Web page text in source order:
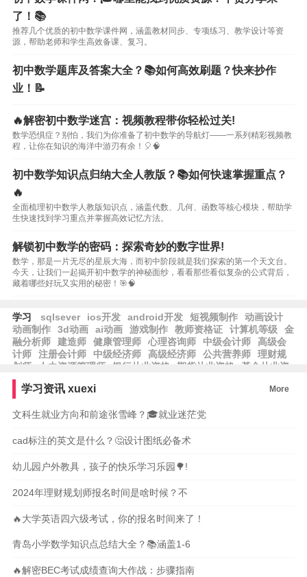
了！📚
推荐几个优质的初中数学课件网，涵盖教材同步、专项练习、教学设计等资
源，帮助老师和学生高效备课、复习。
初中数学题库及答案大全？📚如何高效刷题？快来抄作
业！📝
🔥解密初中数学迷宫：视频教程带你轻松过关!
数学恐惧症？别怕，我们为你准备了初中数学的导航灯——一系列精彩视频教
程，让你在知识的海洋中游刃有余！🎈🧠
初中数学知识点归纳大全人教版？📚如何快速掌握重点？
🔥
全面梳理初中数学人教版知识点，涵盖代数、几何、函数等核心模块，帮助学
生快速找到学习重点并掌握高效记忆方法。
解锁初中数学的密码：探索奇妙的数字世界!
数学，那是一片无尽的星辰大海，而初中阶段就是我们探索的第一个天文台。
今天，让我们一起揭开初中数学的神秘面纱，看看那些看似复杂的公式背后，
藏着哪些好玩又实用的秘密！🎯🧠
学习 sqlsever ios开发 android开发 短视频制作
动画设计
动画制作
3d动画 ai动画 游戏制作 教师资格证 计算机等级
金
融分析师
建造师 健康管理师 心理咨询师 中级会计师
高级会
计师
注册会计师 中级经济师 高级经济师 公共营养师
理财规
划师
人力资源管理师 银行从业资格 期货从业资格
基金从业资
格
学习资讯 xuexi More
文科生就业方向和前途张雪峰？🎓就业迷茫党
cad标注的英文是什么？🤔设计图纸必备术
幼儿园户外教具，孩子的快乐学习乐园🌳!
2024年理财规划师报名时间是啥时候？不
🔥大学英语四六级考试，你的报名时间来了！
青岛小学数学知识点总结大全？📚涵盖1-6
🔥解密BEC考试成绩查询大作战：步骤指南